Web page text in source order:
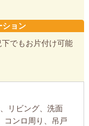
ション
でもお片付け可能
リビング、洗面
コンロ周り、吊戸